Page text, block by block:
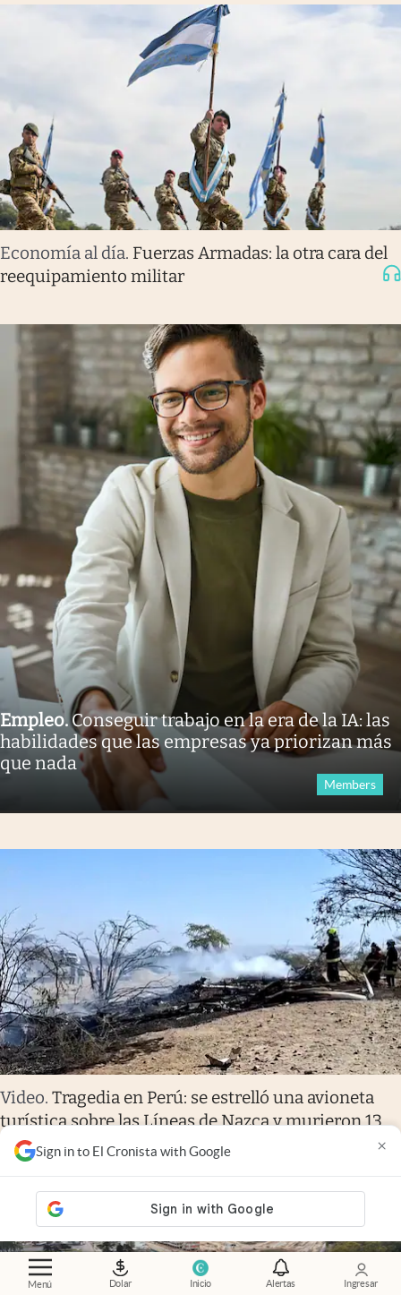
Menú Dolar Inicio Alertas Ingresar
Sign in to El Cronista with Google ×
Economía al día. Fuerzas Armadas: la otra cara del
reequipamiento militar
Empleo.Conseguir trabajo en la era de la IA: las
habilidades que las empresas ya priorizan más
que nada
Members
Video. Tragedia en Perú: se estrelló una avioneta
turística sobre las Líneas de Nazca y murieron 13
personas